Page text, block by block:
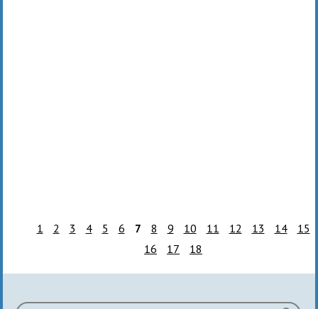
1 2 3 4 5 6 7 8 9 10 11 12 13 14
15
16
17 18